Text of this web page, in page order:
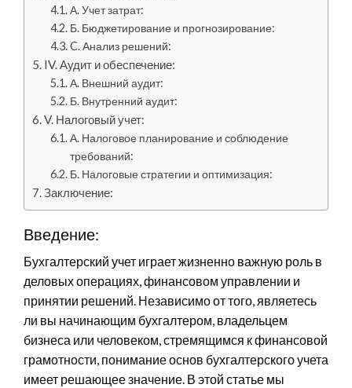
А. Учет затрат:
Б. Бюджетирование и прогнозирование:
C. Анализ решений:
IV. Аудит и обеспечение:
А. Внешний аудит:
Б. Внутренний аудит:
V. Налоговый учет:
А. Налоговое планирование и соблюдение
требований:
Б. Налоговые стратегии и оптимизация:
Заключение:
Введение:
Бухгалтерский учет играет жизненно важную роль в
деловых операциях, финансовом управлении и
принятии решений. Независимо от того, являетесь
ли вы начинающим бухгалтером, владельцем
бизнеса или человеком, стремящимся к финансовой
грамотности, понимание основ бухгалтерского учета
имеет решающее значение. В этой статье мы